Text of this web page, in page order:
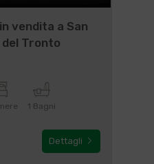
vendita a San
Tronto
1 Bagni
Dettagli